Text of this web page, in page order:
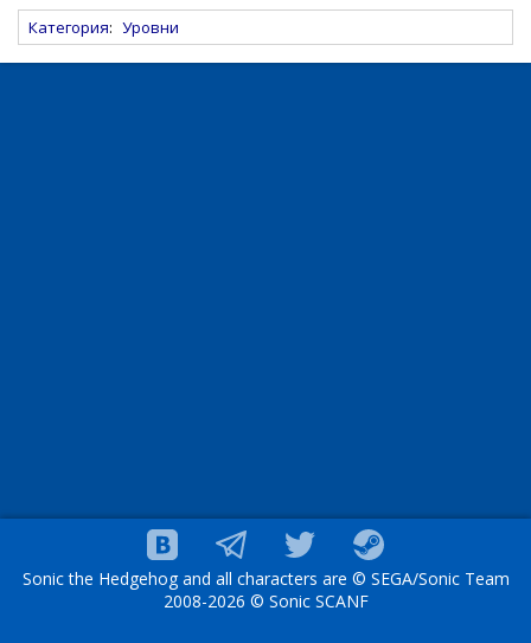
Категория: Уровни
Sonic the Hedgehog and all characters are © SEGA/Sonic Team
2008-2026 © Sonic SCANF